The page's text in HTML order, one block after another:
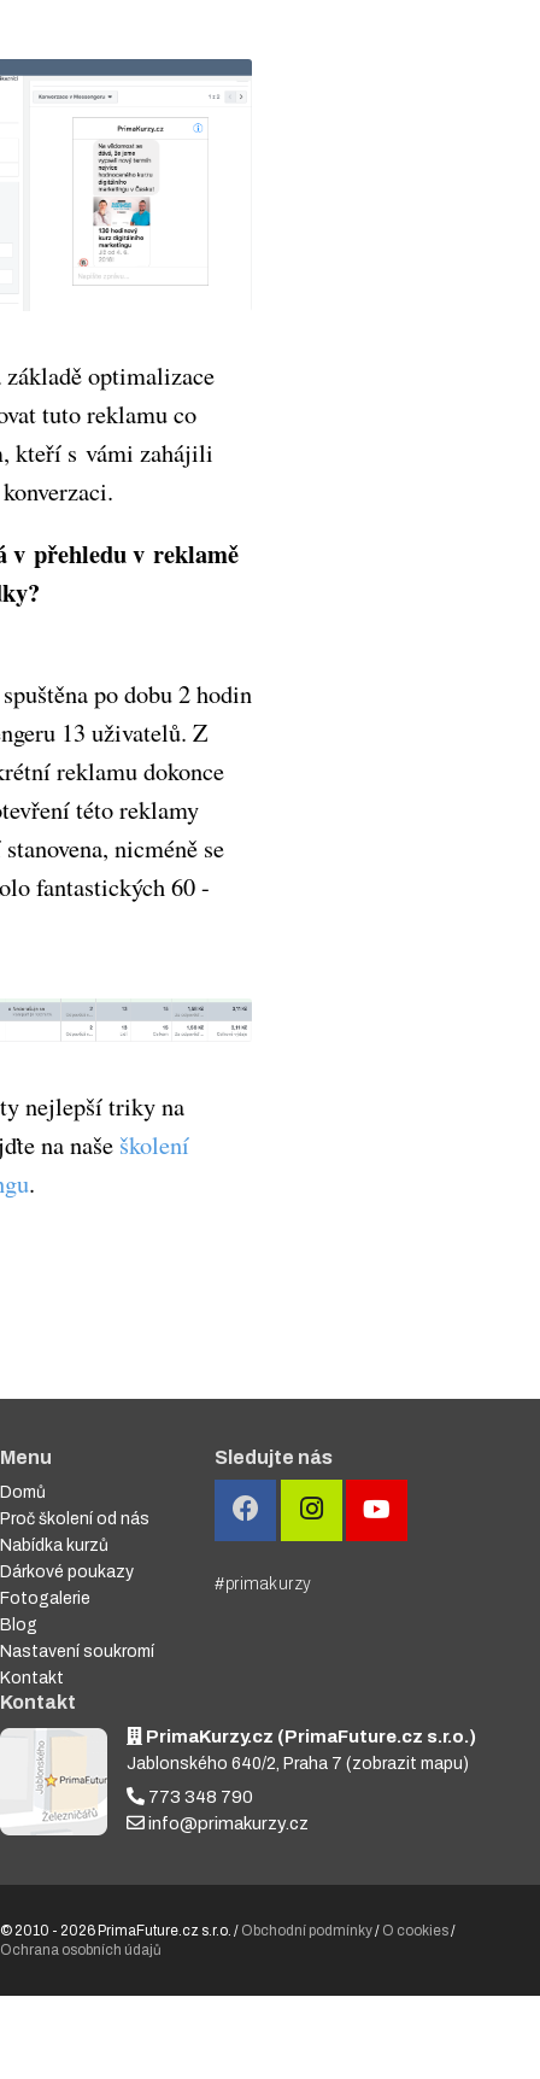
základě optimalizace
tuto reklamu co
kteří s vámi zahájili
v přehledu v reklamě
po dobu 2 hodin
13 uživatelů. Z
reklamu dokonce
této reklamy
nicméně se
fantastických 60 -
nejlepší triky na
na naše školení
.
Menu
Domů
Proč školení od nás
Nabídka kurzů
Dárkové poukazy
Fotogalerie
Blog
Nastavení soukromí
Kontakt
Kontakt
PrimaKurzy.cz (PrimaFuture.cz s.r.o.)
Jablonského 640/2, Praha 7 (zobrazit mapu)
773 348 790
info@primakurzy.cz
Sledujte nás
#primakurzy
© 2010 - 2026 PrimaFuture.cz s.r.o. / Obchodní podmínky/ O cookies/
Ochrana osobních údajů